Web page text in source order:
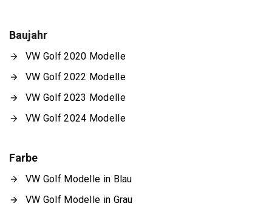
Baujahr
VW Golf 2020 Modelle
VW Golf 2022 Modelle
VW Golf 2023 Modelle
VW Golf 2024 Modelle
Farbe
VW Golf Modelle in Blau
VW Golf Modelle in Grau